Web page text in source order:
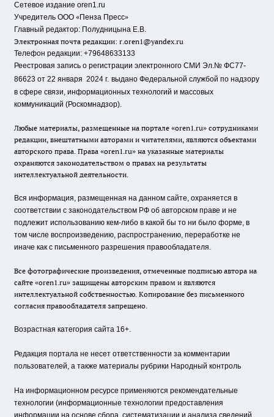
Сетевое издание oren1.ru
Учредитель ООО «Пенза Пресс»
Главный редактор: Полудницына Е.В.
Электронная почта редакции: r.oren1@yandex.ru
Телефон редакции: +79648633133
Реестровая запись о регистрации электронного СМИ Эл.№ ФС77-
86623 от 22 января 2024 г. выдано Федеральной службой по надзору
в сфере связи, информационных технологий и массовых
коммуникаций (Роскомнадзор).
Любые материалы, размещенные на портале «oren1.ru» сотрудниками
редакции, внештатными авторами и читателями, являются объектами
авторского права. Права «oren1.ru» на указанные материалы
охраняются законодательством о правах на результаты
интеллектуальной деятельности.
Вся информация, размещенная на данном сайте, охраняется в
соответствии с законодательством РФ об авторском праве и не
подлежит использованию кем-либо в какой бы то ни было форме, в
том числе воспроизведению, распространению, переработке не
иначе как с письменного разрешения правообладателя.
Все фотографические произведения, отмеченные подписью автора на
сайте «oren1.ru» защищены авторским правом и являются
интеллектуальной собственностью. Копирование без письменного
согласия правообладателя запрещено.
Возрастная категория сайта 16+.
Редакция портала не несет ответственности за комментарии
пользователей, а также материалы рубрики Народный контроль
На информационном ресурсе применяются рекомендательные
технологии (информационные технологии предоставления